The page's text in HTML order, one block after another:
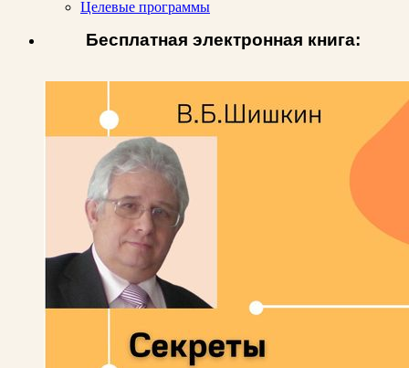
Целевые программы
Бесплатная электронная книга: